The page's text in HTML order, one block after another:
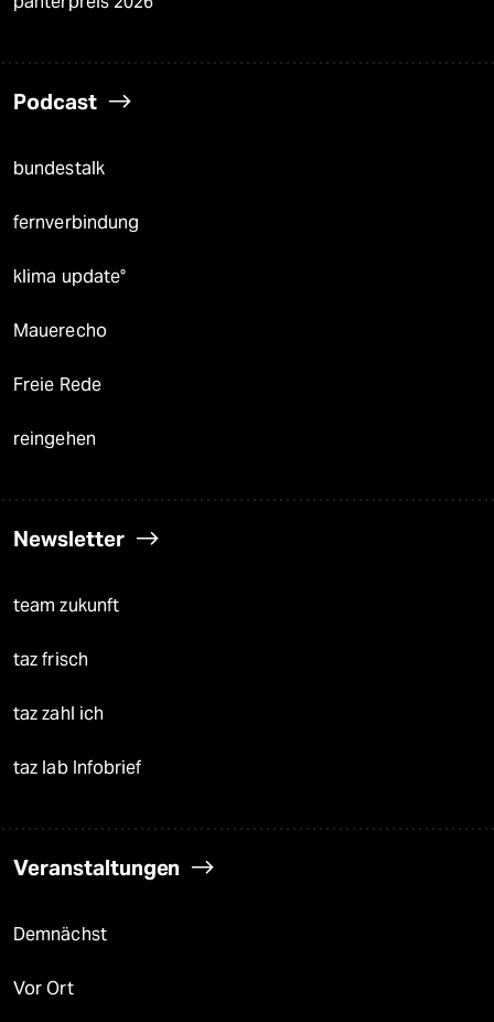
Podcast
bundestalk
fernverbindung
klima update°
Mauerecho
Freie Rede
reingehen
Newsletter
team zukunft
taz frisch
taz zahl ich
taz lab Infobrief
Veranstaltungen
Demnächst
Vor Ort